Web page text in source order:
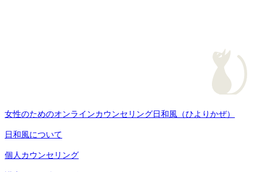
女性のためのオンラインカウンセリング日和風（ひよりかぜ）
日和風について
個人カウンセリング